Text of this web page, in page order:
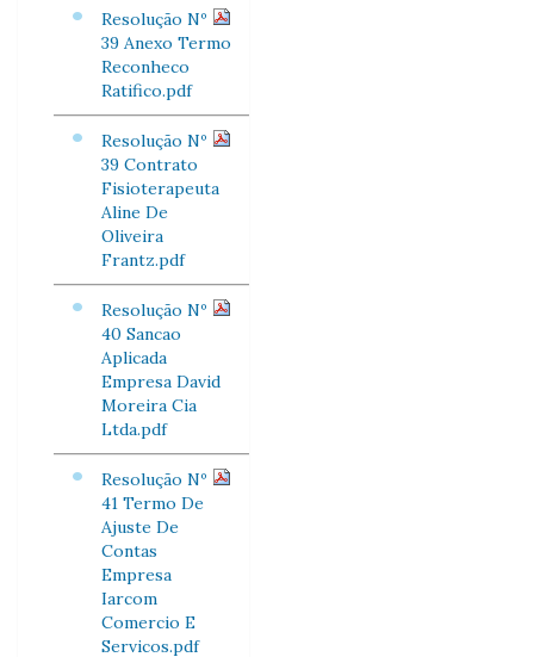
Resolução Nº
39 Anexo Termo
Reconheco
Ratifico.pdf
Resolução Nº
39 Contrato
Fisioterapeuta
Aline De
Oliveira
Frantz.pdf
Resolução Nº
40 Sancao
Aplicada
Empresa David
Moreira Cia
Ltda.pdf
Resolução Nº
41 Termo De
Ajuste De
Contas
Empresa
Iarcom
Comercio E
Servicos.pdf